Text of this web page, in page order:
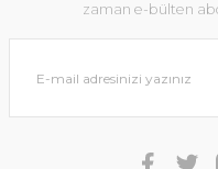
zaman e-bülten